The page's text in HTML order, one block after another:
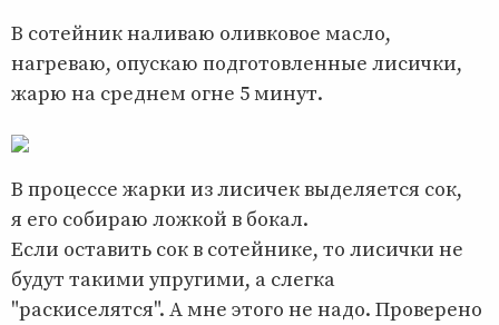
В сотейник наливаю оливковое масло,
нагреваю, опускаю подготовленные лисички,
жарю на среднем огне 5 минут.
В процессе жарки из лисичек выделяется сок,
я его собираю ложкой в бокал.
Если оставить сок в сотейнике, то лисички не
будут такими упругими, а слегка
"раскиселятся". А мне этого не надо. Проверено